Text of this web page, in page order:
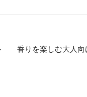
香りを楽しむ大人